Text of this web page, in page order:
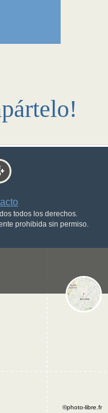
todos los derechos.
prohibida sin permiso.
©photo-libre.fr